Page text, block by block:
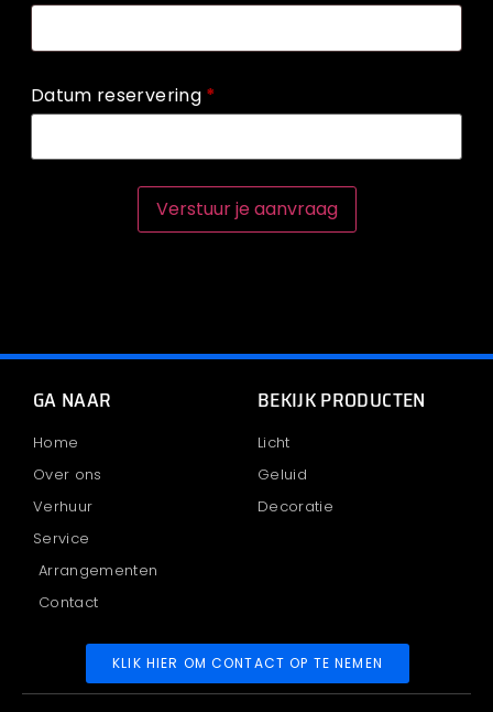
Datum reservering *
GA NAAR
Home
Over ons
Verhuur
Service
Arrangementen
Contact
BEKIJK PRODUCTEN
Licht
Geluid
Decoratie
KLIK HIER OM CONTACT OP TE NEMEN